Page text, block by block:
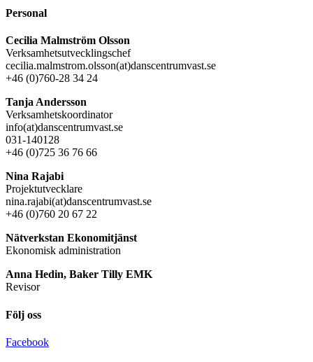
Personal
Cecilia Malmström Olsson
Verksamhetsutvecklingschef
cecilia.malmstrom.olsson(at)danscentrumvast.se
+46 (0)760-28 34 24
Tanja Andersson
Verksamhetskoordinator
info(at)danscentrumvast.se
031-140128
+46 (0)725 36 76 66
Nina Rajabi
Projektutvecklare
nina.rajabi(at)danscentrumvast.se
+46 (0)760 20 67 22
Nätverkstan Ekonomitjänst
Ekonomisk administration
Anna Hedin, Baker Tilly EMK
Revisor
Följ oss
Facebook